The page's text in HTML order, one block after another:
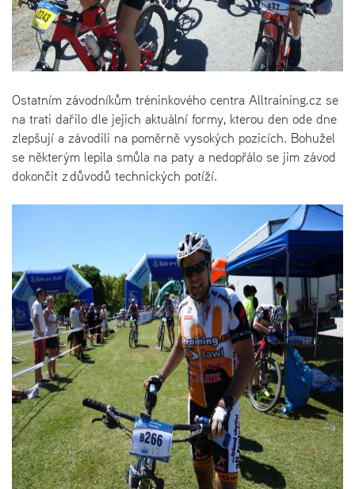
Ostatním závodníkům tréninkového centra Alltraining.cz se
na trati dařilo dle jejich aktuální formy, kterou den ode dne
zlepšují a závodili na poměrně vysokých pozicích. Bohužel
se některým lepila smůla na paty a nedopřálo se jim závod
dokončit z důvodů technických potíží.